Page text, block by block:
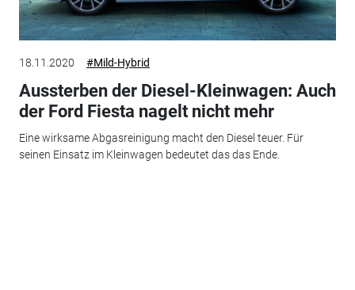
18.11.2020 #Mild-Hybrid
Aussterben der Diesel-Kleinwagen: Auch
der Ford Fiesta nagelt nicht mehr
Eine wirksame Abgasreinigung macht den Diesel teuer. Für
seinen Einsatz im Kleinwagen bedeutet das das Ende.